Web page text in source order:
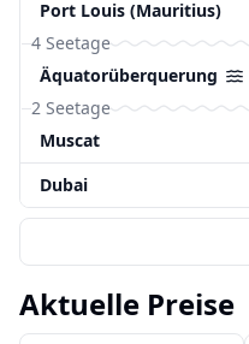
Port Louis (Mauritius)
4 Seetage
Äquatorüberquerung
2 Seetage
Muscat
Dubai
Aktuelle Preise